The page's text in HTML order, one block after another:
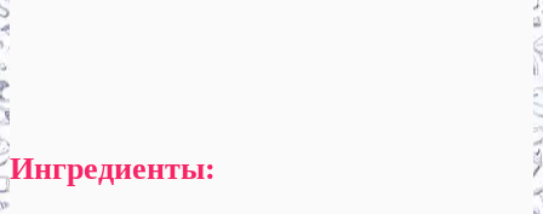
Ингредиенты: